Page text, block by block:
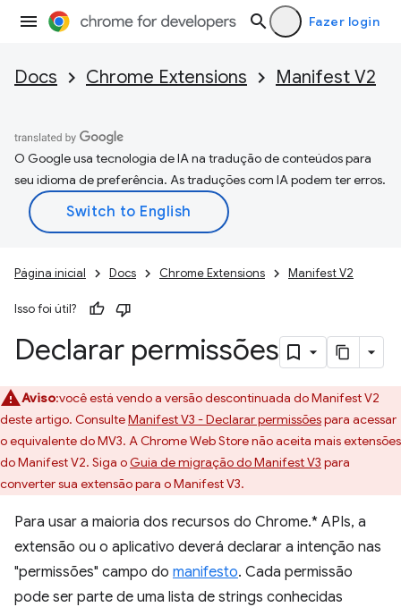
Fazer login
Docs Chrome Extensions Manifest V2
O Google usa tecnologia de IA na tradução de conteúdos para
seu idioma de preferência. As traduções com IA podem ter erros.
Página inicial Docs Chrome Extensions Manifest V2
Isso foi útil?
Declarar permissões
Aviso:você está vendo a versão descontinuada do Manifest V2
deste artigo. ConsulteManifest V3 - Declarar permissõespara acessar
o equivalente do MV3. A Chrome Web Store não aceita mais extensões
do Manifest V2. Siga oGuia de migração do Manifest V3 para
converter sua extensão para o Manifest V3.
Para usar a maioria dos recursos do Chrome.* APIs, a
extensão ou o aplicativo deverá declarar a intenção nas
"permissões" campo do manifesto. Cada permissão
pode ser parte de uma lista de strings conhecidas